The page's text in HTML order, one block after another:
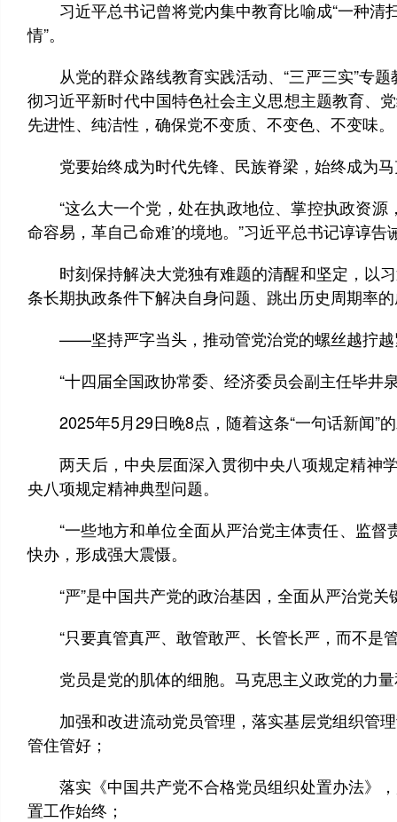
习近平总书记曾将党内集中教育比喻成“一种清
情”。
从党的群众路线教育实践活动、“三严三实”专题
彻习近平新时代中国特色社会主义思想主题教育
先进性、纯洁性，确保党不变质、不变色、不变味。
党要始终成为时代先锋、民族脊梁，始终成为马
“这么大一个党，处在执政地位、掌控执政资源
命容易，革自己命难’的境地。”习近平总书记谆谆告
时刻保持解决大党独有难题的清醒和坚定，以习
条长期执政条件下解决自身问题、跳出历史周期率
——坚持严字当头，推动管党治党的螺丝越拧越
“十四届全国政协常委、经济委员会副主任毕井
2025年5月29日晚8点，随着这条“一句话新闻”
两天后，中央层面深入贯彻中央八项规定精神
央八项规定精神典型问题。
“一些地方和单位全面从严治党主体责任、监督
快办，形成强大震慑。
“严”是中国共产党的政治基因，全面从严治党关
“只要真管真严、敢管敢严、长管长严，而不是
党员是党的肌体的细胞。马克思主义政党的力量
加强和改进流动党员管理，落实基层党组织管理
管住管好；
落实《中国共产党不合格党员组织处置办法》，
置工作始终；